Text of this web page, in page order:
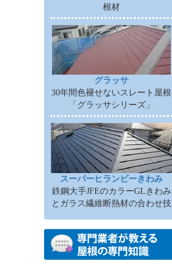
根材
グラッサ
30年間色褪せないスレート屋根
「グラッサシリーズ」
スーパーヒランビーきわみ
鉄鋼大手JFEのカラーGLきわみ
とガラス繊維断熱材の合わせ技